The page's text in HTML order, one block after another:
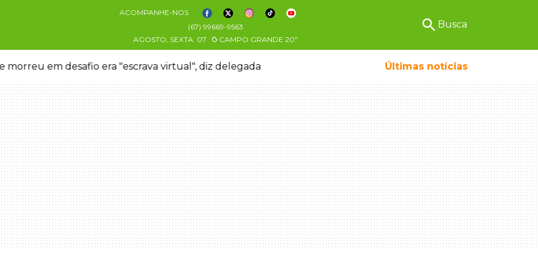
ACOMPANHE-NOS
(67) 99669-9563
AGOSTO, SEXTA 07 CAMPO GRANDE 20º
search Busca
morreu em desafio era "escrava virtual", diz delegada Últimas notícias